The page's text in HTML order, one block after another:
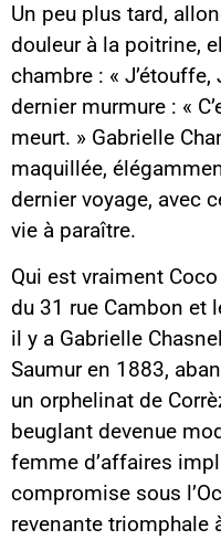
Un peu plus tard,
douleur à la poitrine,
chambre : «
dernier murmure : «
meurt. » Gabrielle
maquillée,
dernier voyage, avec
vie à paraître.
Qui est vraiment
du 31 rue Cambon et
il y a Gabrielle
Saumur en 1883,
un orphelinat de
beuglant devenue
femme d’affaires
compromise sous
revenante triomphale